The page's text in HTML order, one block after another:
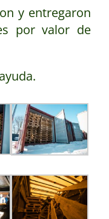
y entregaron
por valor de